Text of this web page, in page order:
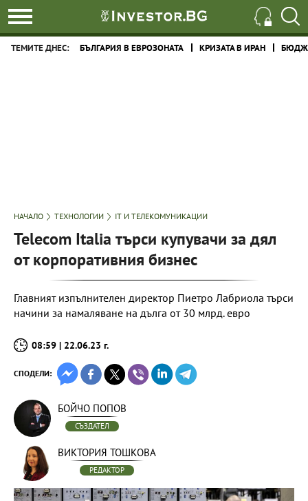
ТЕМИТЕ ДНЕС: БЪЛГАРИЯ В ЕВРОЗОНАТА КРИЗАТА В ИРАН
НАЧАЛО ТЕХНОЛОГИИ IT И ТЕЛЕКОМУНИКАЦИИ
Telecom Italia търси купувачи за дял
от корпоративния бизнес
Главният изпълнителен директор Пиетро Лабриола търси
начини за намаляване на дълга от 30 млрд. евро
08:59 | 22.06.23 г.
СПОДЕЛИ:
БОЙЧО ПОПОВ
СЪЗДАТЕЛ
ВИКТОРИЯ ТОШКОВА
РЕДАКТОР